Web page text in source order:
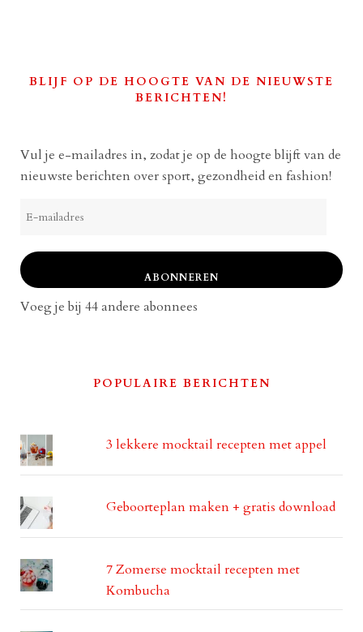
BLIJF OP DE HOOGTE VAN DE NIEUWSTE
BERICHTEN!
Vul je e-mailadres in, zodat je op de hoogte blijft van de
nieuwste berichten over sport, gezondheid en fashion!
mailadres
ABONNEREN
Voeg je bij 44 andere abonnees
POPULAIRE BERICHTEN
3 lekkere mocktail recepten met appel
Geboorteplan maken + gratis download
7 Zomerse mocktail recepten met
Kombucha